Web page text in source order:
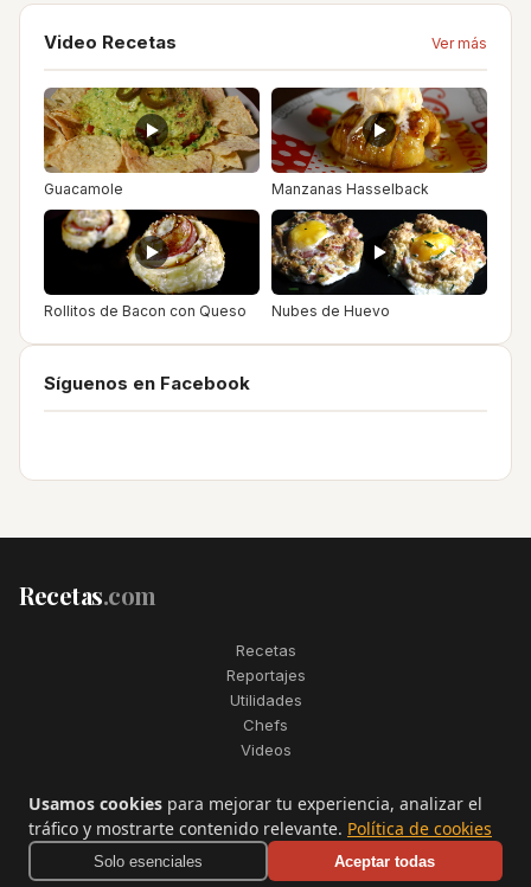
Video Recetas Ver más
Guacamole Manzanas Hasselback
Rollitos de Bacon con Queso Nubes de Huevo
Síguenos en Facebook
Recetas.com
Recetas
Reportajes
Utilidades
Chefs
Videos
2006–2026. Todos los derechos reservados. Recetas.com es una
marca registrada de Telfo Networks S.L.
Aviso legal·Condiciones de uso·Contactar
Usamos cookies para mejorar tu experiencia, analizar el
tráfico y mostrarte contenido relevante. Política de cookies
Solo esenciales Aceptar todas